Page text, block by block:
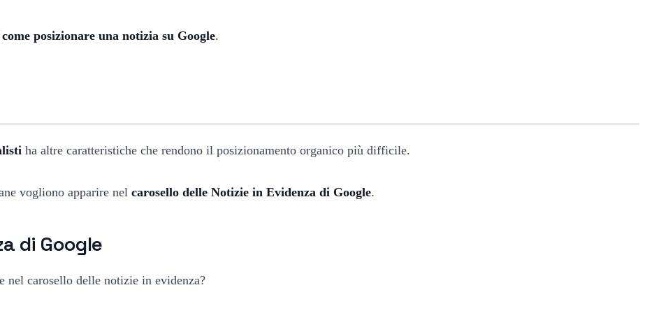
come posizionare una notizia su Google.
ha altre caratteristiche che rendono il posizionamento organico più difficile.
vogliono apparire nel carosello delle Notizie in Evidenza di Google.
di Google
carosello delle notizie in evidenza?